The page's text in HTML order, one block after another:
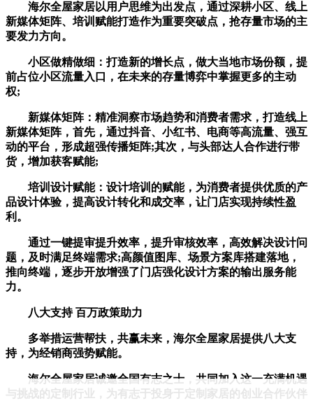
海尔全屋家居以用户思维为出发点，通过深耕小区、线上
新媒体矩阵、培训赋能打造作为重要突破点，抢存量市场的主
要发力方向。
小区做精做细：打造新的增长点，做大当地市场份额，提
前占位小区流量入口，在未来的存量博弈中掌握更多的主动
权;
新媒体矩阵：精准洞察市场趋势和消费者需求，打造线上
新媒体矩阵，首先，通过抖音、小红书、电商等高流量、强互
动的平台，形成超强传播矩阵;其次，与头部达人合作进行带
货，增加获客赋能;
培训设计赋能：设计培训的赋能，为消费者提供优质的产
品设计体验，提高设计转化和成交率，让门店实现持续性盈
利。
通过一键提审提升效率，提升审核效率，高效解决设计问
题，及时满足终端需求;高颜值图库、场景方案库搭建落地，
推向终端，逐步开放增强了门店强化设计方案的输出服务能
力。
八大支持 百万政策助力
多举措运营帮扶，共赢未来，海尔全屋家居提供八大支
持，为经销商强势赋能。
海尔全屋家居诚邀全国有志之士，共同加入这一充满机遇
与挑战的定制行业，为有志于投身于定制家居的创业合作伙伴